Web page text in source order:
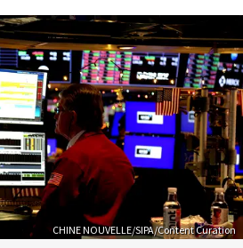
CHINE NOUVELLE/SIPA/Content Curation